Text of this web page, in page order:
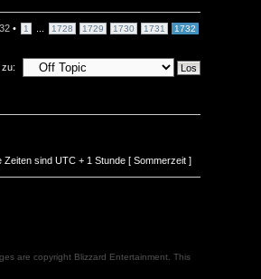
• 1 1728 1729 1730 1731 1732
Zeiten sind UTC + 1 Stunde [ Sommerzeit ]
are copyright Blizzard Entertainment. This